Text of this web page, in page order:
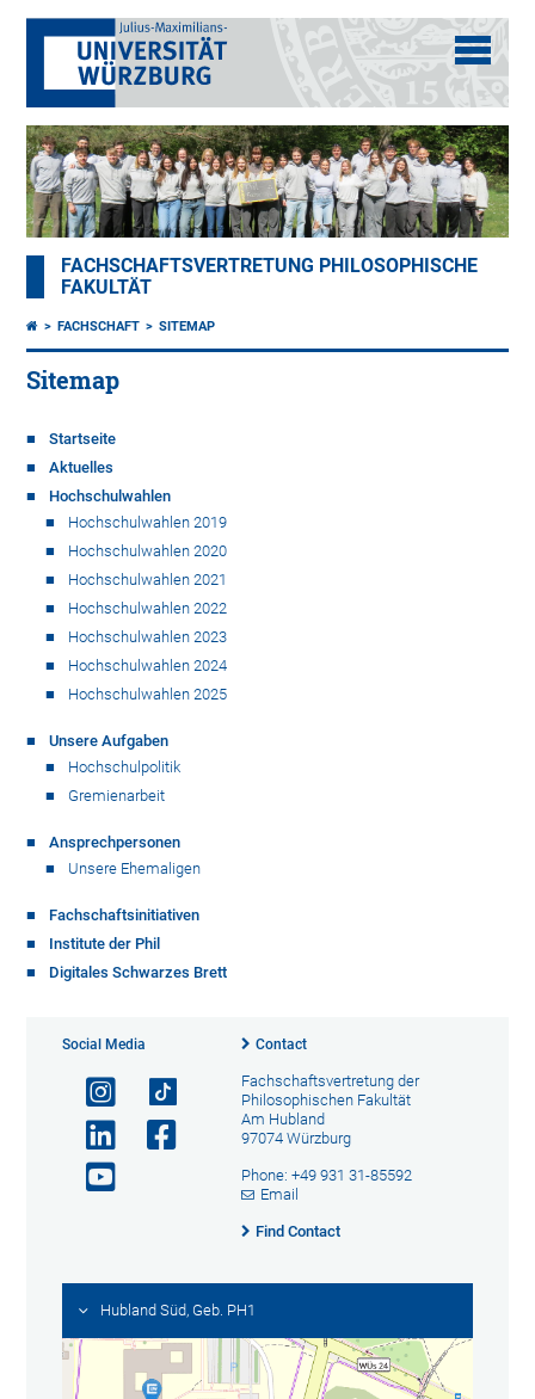
FACHSCHAFTSVERTRETUNG PHILOSOPHISCHE
FAKULTÄT
FACHSCHAFT SITEMAP
Sitemap
Startseite
Aktuelles
Hochschulwahlen
Hochschulwahlen 2019
Hochschulwahlen 2020
Hochschulwahlen 2021
Hochschulwahlen 2022
Hochschulwahlen 2023
Hochschulwahlen 2024
Hochschulwahlen 2025
Unsere Aufgaben
Hochschulpolitik
Gremienarbeit
Ansprechpersonen
Unsere Ehemaligen
Fachschaftsinitiativen
Institute der Phil
Digitales Schwarzes Brett
Social Media Contact
Fachschaftsvertretung der
Philosophischen Fakultät
Am Hubland
97074 Würzburg
Phone: +49 931 31-85592
Email
Find Contact
Hubland Süd, Geb. PH1